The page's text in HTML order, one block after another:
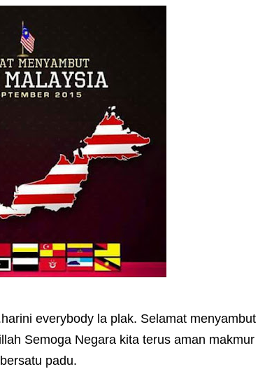
everybody la plak. Selamat menyambut
Semoga Negara kita terus aman makmur
padu.